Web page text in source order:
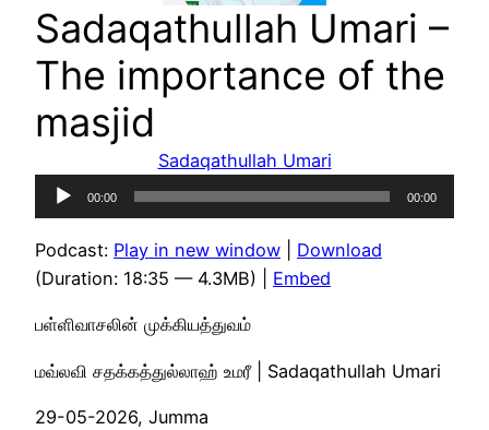
Sadaqathullah Umari –
The importance of the
masjid
Sadaqathullah Umari
Audio
Player
00:00 00:00
Podcast: Play in new window
Download
(Duration: 18:35 — 4.3MB) | Embed
பள்ளிவாசலின் முக்கியத்துவம்
மவ்லவி சதக்கத்துல்லாஹ் உமரீ | Sadaqathullah Umari
29-05-2026, Jumma